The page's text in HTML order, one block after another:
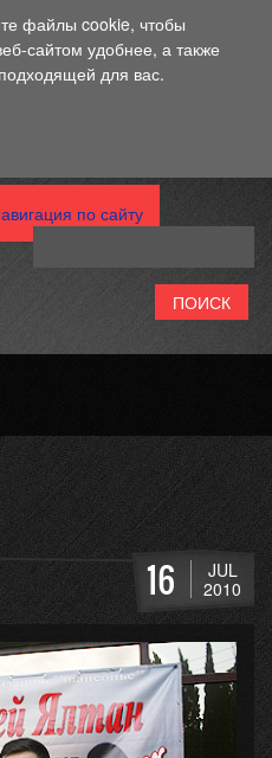
файлы cookie, чтобы
сайтом удобнее, а также
для вас.
по сайту
16
JUL
2010